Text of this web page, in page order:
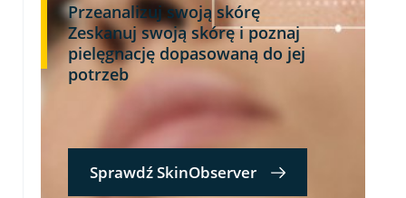
Przeanalizuj swoją skórę
Zeskanuj swoją skórę i poznaj
pielęgnację dopasowaną do jej
potrzeb
Sprawdź SkinObserver